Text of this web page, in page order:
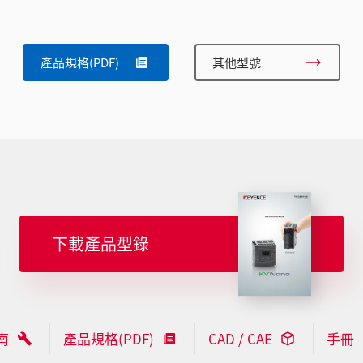
產品規格(PDF) 其他型號
下載產品型錄
產品規格(PDF) CAD / CAE 手冊